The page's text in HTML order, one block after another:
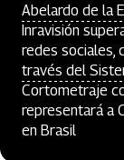
Abelardo de la
Inravisión
redes sociales,
través del
Cortometraje
representará a
en Brasil